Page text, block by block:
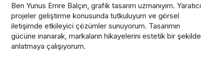
Ben Yunus Emre Balçın, grafik tasarım uzmanıyım. Yaratıcı
projeler geliştirme konusunda tutkuluyum ve görsel
iletişimde etkileyici çözümler sunuyorum. Tasarımın
gücüne inanarak, markaların hikayelerini estetik bir şekilde
anlatmaya çalışıyorum.